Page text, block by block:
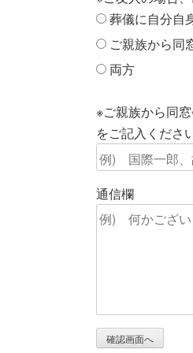
葬儀に自分自
ご親族から同
両方
※ご親族から同
をご記入くださ
通信欄